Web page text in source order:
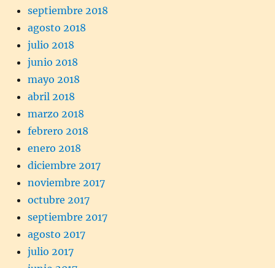
septiembre 2018
agosto 2018
julio 2018
junio 2018
mayo 2018
abril 2018
marzo 2018
febrero 2018
enero 2018
diciembre 2017
noviembre 2017
octubre 2017
septiembre 2017
agosto 2017
julio 2017